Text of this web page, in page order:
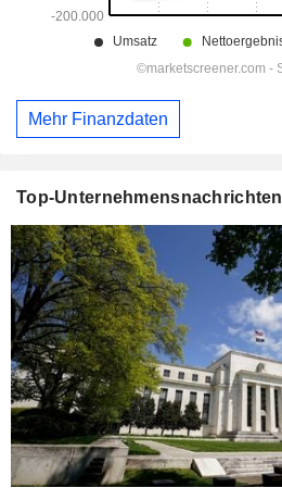
Mehr Finanzdaten
Top-Unternehmensnachrichten